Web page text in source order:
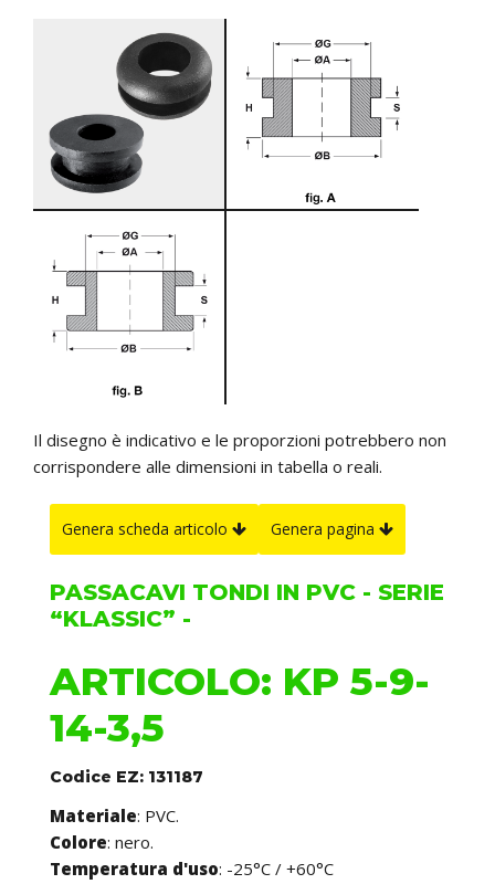
Il disegno è indicativo e le proporzioni potrebbero non
corrispondere alle dimensioni in tabella o reali.
Genera scheda articolo Genera pagina
PASSACAVI TONDI IN PVC - SERIE
“KLASSIC” -
ARTICOLO: KP 5-9-
14-3,5
Codice EZ: 131187
Materiale: PVC.
Colore: nero.
Temperatura d'uso: -25°C / +60°C